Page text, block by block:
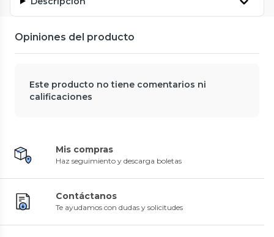
Opiniones del producto
Este producto no tiene comentarios ni
calificaciones
Mis compras
Haz seguimiento y descarga boletas
Contáctanos
Te ayudamos con dudas y solicitudes